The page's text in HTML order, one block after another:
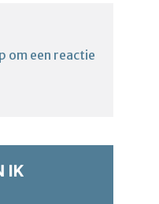
om een reactie
IK